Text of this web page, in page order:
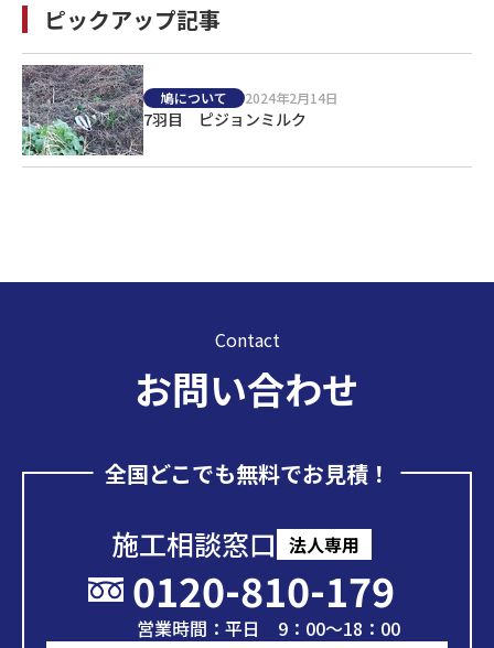
ピックアップ記事
鳩について 2024年2月14日
7羽目 ピジョンミルク
Contact
お問い合わせ
全国どこでも無料でお見積！
施工相談窓口 法人専用
0120-810-179
営業時間：平日 9：00～18：00